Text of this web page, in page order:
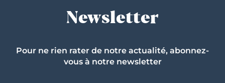
Newsletter
Pour ne rien rater de notre actualité, abonnez-
vous à notre newsletter